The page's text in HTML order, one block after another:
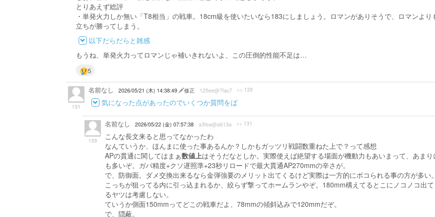
とりあえず総評
・単発火力しか無い「T8相当」の戦車。18cm級を使いたいなら183にしましょう。ロマンがありそうで、ロマンより
立ちが勝ってしまう。
以下だらだらと雑感
もうね、単発火力ってロマンじゃ補いきれないよ、この圧倒的性能不足は…
5
131
名前なし 2026/05/21 (木) 14:38:49 修正 125ee@7fac7 >> 128
気になった点があったのでいくつか質問をば
133
名前なし 2026/05/22 (金) 07:57:38 a3fea@a613a >> 131
こんな長文来ると思ってなかったわ
なんていうか、ほんまに使った事あるんか？しかもガッツリ戦闘数重ねた上で？って感想
APの貫通に関してはまぁ数値上はそうだなとしか。実際使えば絶望する場面が機動力もあいまって、あまり
も多いぞ。ガバ精度+クソ遅照準+23秒リロードで最大貫通AP270mmの辛さが。
で、防御面。ダメ交換出来るなら金弾強要のメリット出てくるけど実際は一方的にボコられる事の方が多い。
こっちが狙ってる内に引っ込まれるか、絞らず撃ってホームランやぞ。180mm構えてるとこにノコノコ出て
るヤツは考慮しない。
ていうか側面150mmってどこの戦車だよ、78mmの傾斜込みで120mmだぞ。
で、隠蔽。